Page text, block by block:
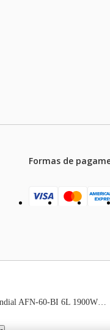
Formas de
e condições de
meramente